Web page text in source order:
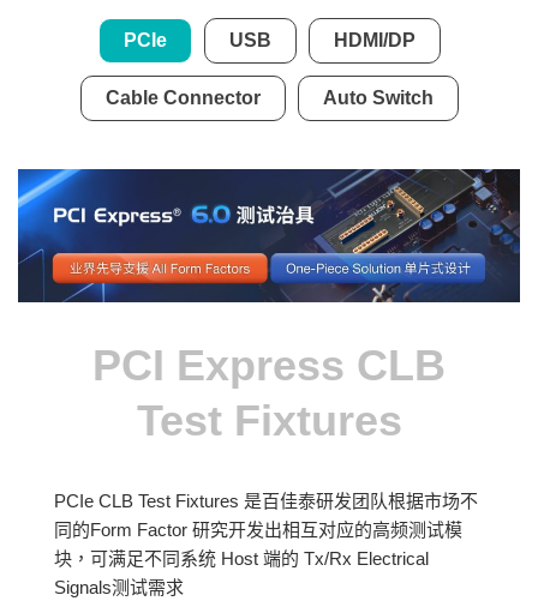
PCIe USB HDMI/DP
Cable Connector Auto Switch
PCI Express CLB
Test Fixtures
PCIe CLB Test Fixtures 是百佳泰研发团队根据市场不
同的Form Factor 研究开发出相互对应的高频测试模
块，可满足不同系统 Host 端的 Tx/Rx Electrical
Signals测试需求